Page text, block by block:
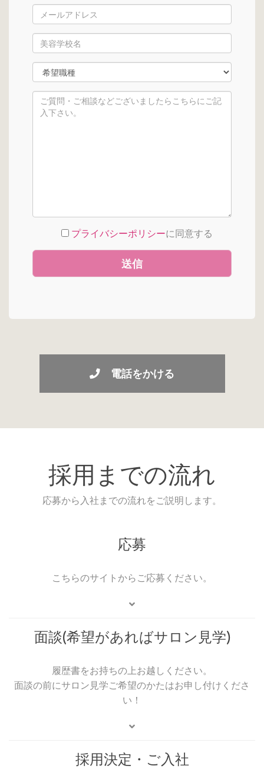
プライバシーポリシーに同意する
電話をかける
採用までの流れ
応募から入社までの流れをご説明します。
応募
こちらのサイトからご応募ください。
面談(希望があればサロン見学)
履歴書をお持ちの上お越しください。
面談の前にサロン見学ご希望のかたはお申し付けくださ
い！
採用決定・ご入社